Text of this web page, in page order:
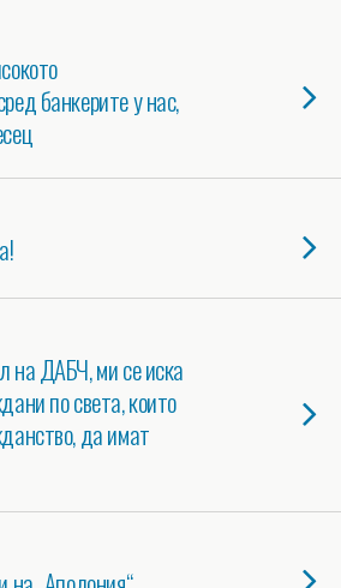
банкерите у нас,
на ДАБЧ, ми се иска
по света, които
да имат